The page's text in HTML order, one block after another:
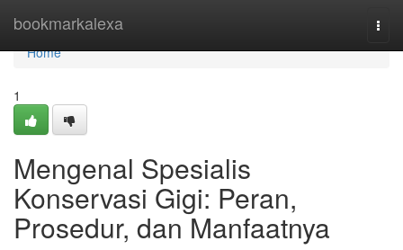
bookmarkalexa
Home
Home
1
Mengenal Spesialis
Konservasi Gigi: Peran,
Prosedur, dan Manfaatnya